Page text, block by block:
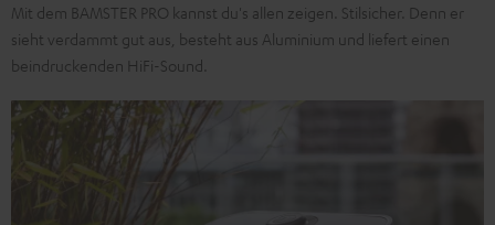
Mit dem BAMSTER PRO kannst du's allen zeigen. Stilsicher. Denn er
sieht verdammt gut aus, besteht aus Aluminium und liefert einen
beindruckenden HiFi-Sound.